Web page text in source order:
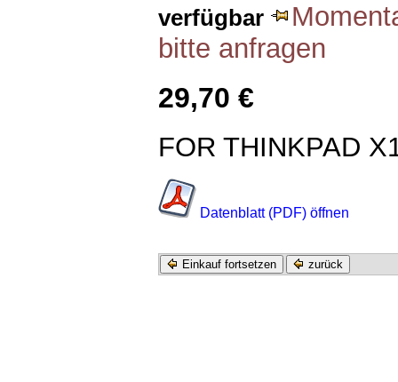
verfügbar
bitte anfragen
29,70 €
FOR THINKPAD
Datenblatt (PDF) öffnen
Einkauf fortsetzen zurück